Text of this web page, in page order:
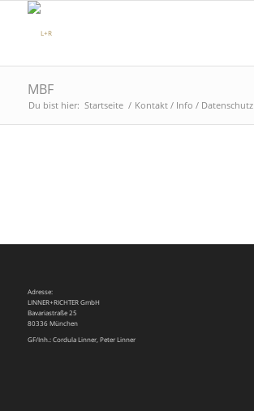
MBF
Du bist hier: Startseite / Kontakt / Info / Datenschutz
Adresse:
LINNER+RICHTER GmbH
Bavariastraße 25
80336 München
GF/Inh.: Cordula Linner, Peter Linner